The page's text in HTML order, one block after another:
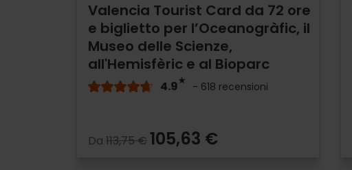
Valencia Tourist Card da 72 ore
e biglietto per l’Oceanogràfic, il
Museo delle Scienze,
all'Hemisfèric e al Bioparc
4.9 - 618 recensioni
Da 113,75 €105,63 €